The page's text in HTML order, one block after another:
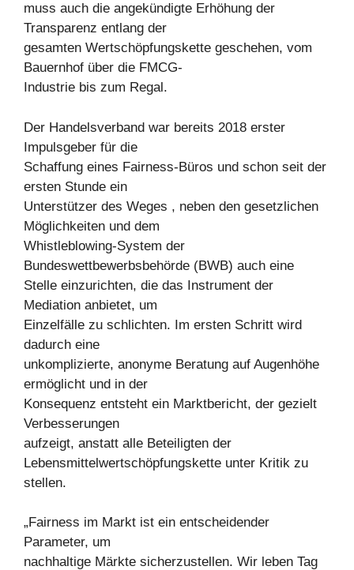
muss auch die angekündigte Erhöhung der
Transparenz entlang der
gesamten Wertschöpfungskette geschehen, vom
Bauernhof über die FMCG-
Industrie bis zum Regal.
Der Handelsverband war bereits 2018 erster
Impulsgeber für die
Schaffung eines Fairness-Büros und schon seit der
ersten Stunde ein
Unterstützer des Weges , neben den gesetzlichen
Möglichkeiten und dem
Whistleblowing-System der
Bundeswettbewerbsbehörde (BWB) auch eine
Stelle einzurichten, die das Instrument der
Mediation anbietet, um
Einzelfälle zu schlichten. Im ersten Schritt wird
dadurch eine
unkomplizierte, anonyme Beratung auf Augenhöhe
ermöglicht und in der
Konsequenz entsteht ein Marktbericht, der gezielt
Verbesserungen
aufzeigt, anstatt alle Beteiligten der
Lebensmittelwertschöpfungskette unter Kritik zu
stellen.
„Fairness im Markt ist ein entscheidender
Parameter, um
nachhaltige Märkte sicherzustellen. Wir leben Tag